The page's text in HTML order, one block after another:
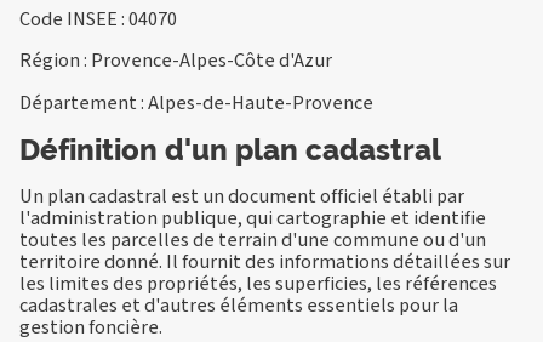
Code INSEE : 04070
Région : Provence-Alpes-Côte d'Azur
Département : Alpes-de-Haute-Provence
Définition d'un plan cadastral
Un plan cadastral est un document officiel établi par
l'administration publique, qui cartographie et identifie
toutes les parcelles de terrain d'une commune ou d'un
territoire donné. Il fournit des informations détaillées sur
les limites des propriétés, les superficies, les références
cadastrales et d'autres éléments essentiels pour la
gestion foncière.